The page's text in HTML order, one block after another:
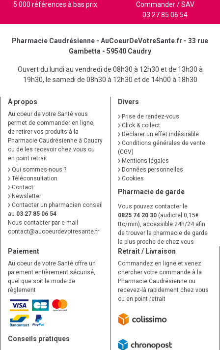
5 000 références à bas prix
Commander / SAV
03 27 85 06 54
Pharmacie Caudrésienne - AuCoeurDeVotreSante.fr - 33 rue
Gambetta - 59540 Caudry
Ouvert du lundi au vendredi de 08h30 à 12h30 et de 13h30 à
19h30, le samedi de 08h30 à 12h30 et de 14h00 à 18h30
À propos
Au coeur de votre Santé vous
permet de commander en ligne,
de retirer vos produits à la
Pharmacie Caudrésienne à Caudry
ou de les recevoir chez vous ou
en point retrait
Qui sommes-nous ?
Téléconsultation
Contact
Newsletter
Contacter un pharmacien conseil
au 03 27 85 06 54
Nous contacter par e-mail
contact@aucoeurdevotresante.fr
Divers
Prise de rendez-vous
Click & collect
Déclarer un effet indésirable
Conditions générales de vente
(CGV)
Mentions légales
Données personnelles
Cookies
Pharmacie de garde
Vous pouvez contacter le
0825 74 20 30 (audiotel 0,15€
ttc/min), accessible 24h/24 afin
de trouver la pharmacie de garde
la plus proche de chez vous
Paiement
Au coeur de votre Santé offre un
paiement entièrement sécurisé,
quel que soit le mode de
règlement
Conseils pratiques
Retrait / Livraison
Commandez en ligne et venez
chercher votre commande à la
Pharmacie Caudrésienne ou
recevez-là rapidement chez vous
ou en point retrait